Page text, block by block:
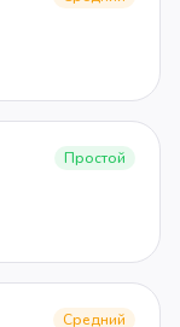
Простой
Средний